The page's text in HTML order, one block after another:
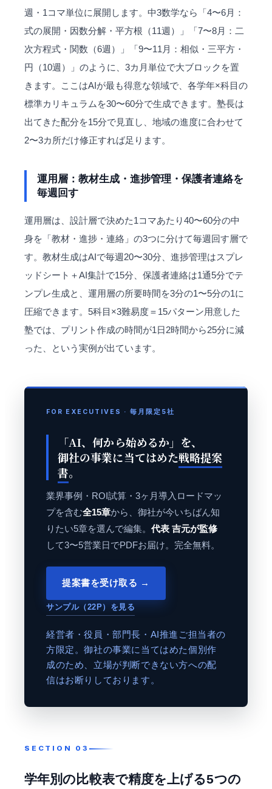
週・1コマ単位に展開します。中3数学なら「4〜6月：
式の展開・因数分解・平方根（11週）」「7〜8月：二
次方程式・関数（6週）」「9〜11月：相似・三平方・
円（10週）」のように、3カ月単位で大ブロックを置
きます。ここはAIが最も得意な領域で、各学年×科目の
標準カリキュラムを30〜60分で生成できます。塾長は
出てきた配分を15分で見直し、地域の進度に合わせて
2〜3カ所だけ修正すれば足ります。
運用層：教材生成・進捗管理・保護者連絡を
毎週回す
運用層は、設計層で決めた1コマあたり40〜60分の中
身を「教材・進捗・連絡」の3つに分けて毎週回す層で
す。教材生成はAIで毎週20〜30分、進捗管理はスプレ
ッドシート＋AI集計で15分、保護者連絡は1通5分でテ
ンプレ生成と、運用層の所要時間を3分の1〜5分の1に
圧縮できます。5科目×3難易度＝15パターン用意した
塾では、プリント作成の時間が1日2時間から25分に減
った、という実例が出ています。
FOR EXECUTIVES · 毎月限定5社
「AI、何から始めるか」を、
御社の事業に当てはめた戦略提案
書。
業界事例・ROI試算・3ヶ月導入ロードマッ
プを含む全15章から、御社が今いちばん知
りたい5章を選んで編集。 代表 吉元が監修
して3〜5営業日でPDFお届け。完全無料。
提案書を受け取る →
サンプル（22P）を見る
経営者・役員・部門長・AI推進ご担当者の
方限定。御社の事業に当てはめた個別作
成のため、立場が判断できない方への配
信はお断りしております。
学年別の比較表で精度を上げる5つの